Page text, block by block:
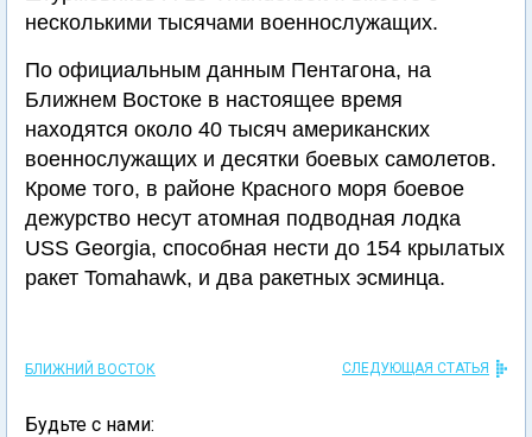
несколькими тысячами военнослужащих.
По официальным данным Пентагона, на
Ближнем Востоке в настоящее время
находятся около 40 тысяч американских
военнослужащих и десятки боевых самолетов.
Кроме того, в районе Красного моря боевое
дежурство несут атомная подводная лодка
USS Georgia, способная нести до 154 крылатых
ракет Tomahawk, и два ракетных эсминца.
БЛИЖНИЙ ВОСТОК СЛЕДУЮЩАЯ СТАТЬЯ
Будьте с нами: